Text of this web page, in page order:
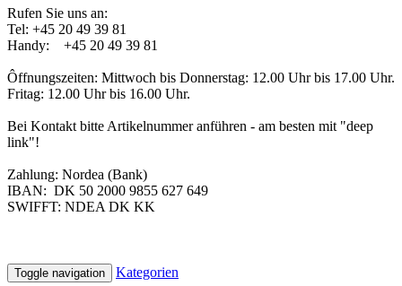
Rufen Sie uns an:
Tel: +45 20 49 39 81
Handy: +45 20 49 39 81
Ôffnungszeiten: Mittwoch bis Donnerstag: 12.00 Uhr bis 17.00 Uhr.
Fritag: 12.00 Uhr bis 16.00 Uhr.
Bei Kontakt bitte Artikelnummer anführen - am besten mit "deep
link"!
Zahlung: Nordea (Bank)
IBAN: DK 50 2000 9855 627 649
SWIFFT: NDEA DK KK
Toggle navigation Kategorien